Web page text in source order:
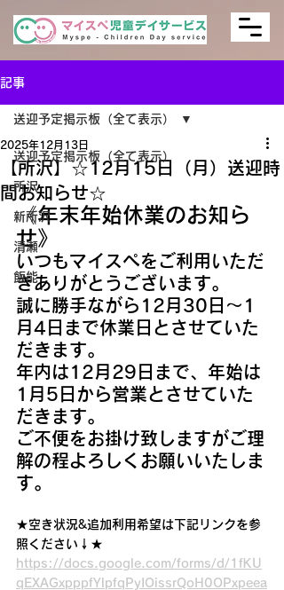
記事
送迎予定掲示板（全て表示）
所沢
新所沢
清瀬
飯能
送迎予定掲示板（全て表示）
【所沢】☆12月15日（月）送迎時
間お知らせ☆
2025年12月13日
《年末年始休業のお知ら
せ》
いつもマイスぺをご利用いただ
きありがとうございます。
誠に勝手ながら12月30日～1
月4日まで休業日とさせていた
だきます。
年内は12月29日まで、年始は
1月5日から営業とさせていた
だきます。
ご不便をお掛け致しますがご理
解の程よろしくお願いいたしま
す。
★空き状況&追加利用希望は下記リンクを参
照ください↓★
https://docs.google.com/forms/d/1fKU
qEXAGxpppfYlpfqPyIOissrQoH0OPxpeea